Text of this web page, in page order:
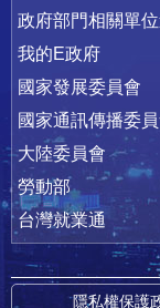
政府部門相關單
我的E政府
國家發展委員會
國家通訊傳播委
大陸委員會
勞動部
台灣就業通
隱私權保護